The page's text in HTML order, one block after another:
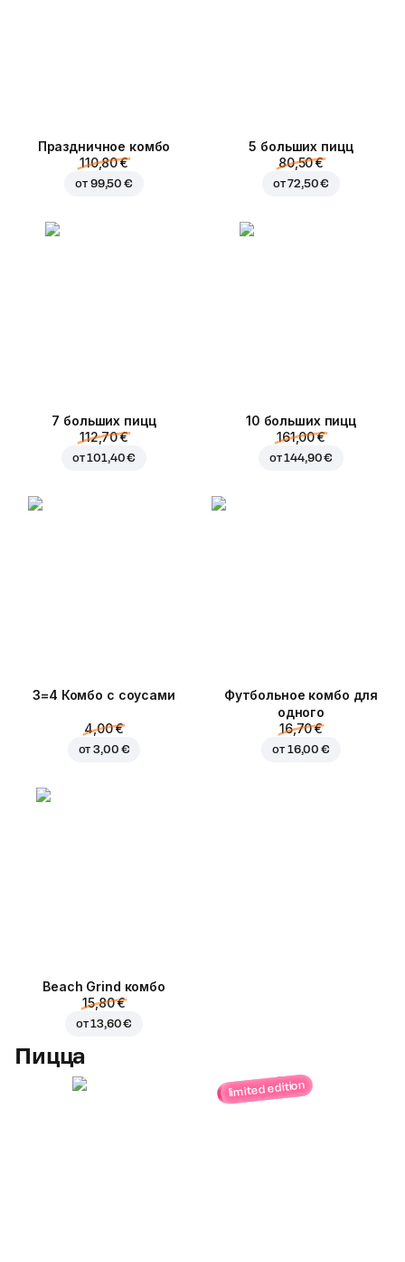
Праздничное комбо
110,80 €
от 99,50 €
5 больших пицц
80,50 €
от72,50 €
7 больших пицц
112,70 €
от101,40 €
10 больших пицц
161,00 €
от144,90 €
3=4 Комбо с соусами
4,00 €
от3,00 €
Футбольное комбо для
одного
16,70 €
от 16,00 €
Beach Grind комбо
15,80 €
от13,60 €
Пицца
limited edition